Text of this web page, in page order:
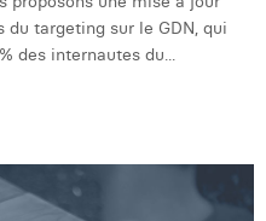
targeting sur le GDN, qui
des internautes du...